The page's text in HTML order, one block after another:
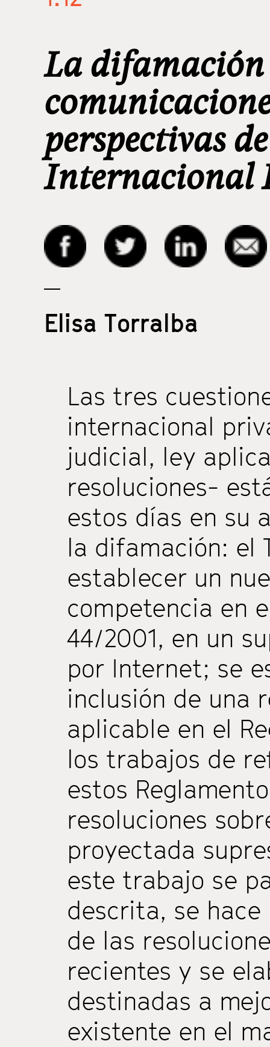
La difamación
perspectivas
Internacional
Elisa Torralba
Las tres
internacional
judicial, ley
resoluciones-
estos días en su
la difamación: el
establecer un
competencia en
44/2001, en un
por Internet; se
inclusión de una
aplicable en el
los trabajos de
estos
resoluciones
proyectada
este trabajo se
descrita, se
de las
recientes y se
destinadas a
existente en el